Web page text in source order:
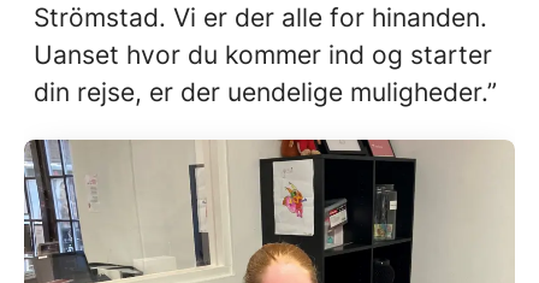
Strömstad. Vi er der alle for hinanden.
Uanset hvor du kommer ind og starter
din rejse, er der uendelige muligheder.”